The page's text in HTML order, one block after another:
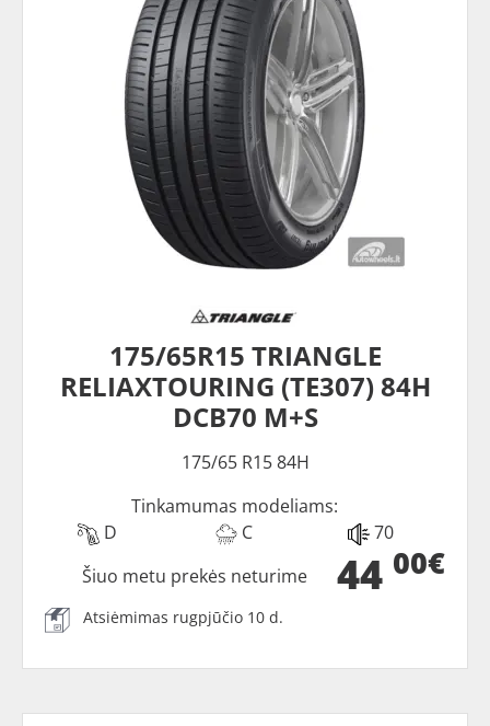
175/65R15 TRIANGLE
RELIAXTOURING (TE307) 84H
DCB70 M+S
175/65 R15 84H
Tinkamumas modeliams:
D
C 70
44 00€
Šiuo metu prekės neturime
Atsiėmimas rugpjūčio 10 d.